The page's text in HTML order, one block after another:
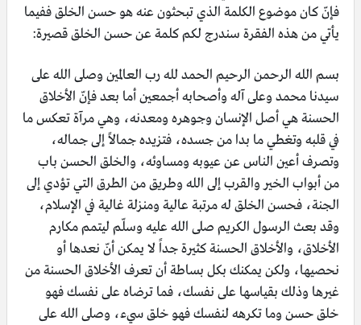
فإنّ كان موضوع الكلمة الذي تبحثون عنه هو حسن الخلق ففيما
يأتي من هذه الفقرة سندرج لكم كلمة عن حسن الخلق قصيرة:
بسم الله الرحمن الرحيم الحمد لله رب العالمين وصلى الله على
سيدنا محمد وعلى آله وأصحابه أجمعين أما بعد فإنّ الأخلاق
الحسنة هي أصل الإنسان وجوهره ومعدنه، وهي مرآة تعكس ما
في قلبه وتغطي ما بدا من جسده، فتزيده جمالاً إلى جماله،
وتصرف أعين الناس عن عيوبه ومساوئه، والخلق الحسن باب
من أبواب الخير والقرب إلى الله وطريق من الطرق التي تؤدي إلى
الجنة، فحسن الخلق له مرتبة عالية ومنزلة غالية في الإسلام،
وقد بعث الرسول الكريم صلى الله عليه وسلّم ليتمم مكارم
الأخلاق، والأخلاق الحسنة كثيرة جداً لا يمكن أنّ نعدها أو
نحصيها، ولكن يمكنك بكل بساطة أن تعرف الأخلاق الحسنة من
غيرها وذلك بقياسها على نفسك، فما ترضاه على نفسك فهو
خلق حسن وما تكرهه لنفسك فهو خلق سيء، وصلى الله على